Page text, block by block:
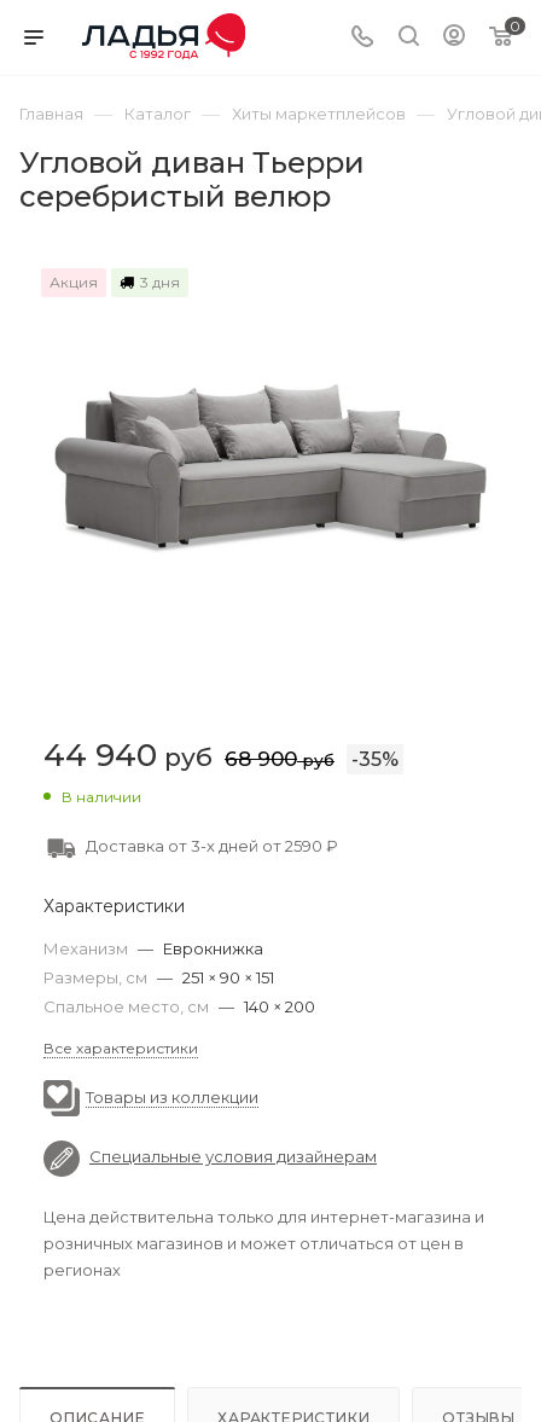
0
Главная — Каталог — Хиты маркетплейсов — Угловой
Угловой диван Тьерри
серебристый велюр
Акция 3 дня
44 940 руб 68 900руб -35%
В наличии
Доставка от 3-х дней от 2590 ₽
Характеристики
Механизм — Еврокнижка
Размеры, см — 251 × 90 × 151
Спальное место, см — 140 × 200
Все характеристики
Товары из коллекции
Специальные условия дизайнерам
Цена действительна только для интернет-магазина и
розничных магазинов и может отличаться от цен в
регионах
ОПИСАНИЕ ХАРАКТЕРИСТИКИ ОТЗЫВЫ